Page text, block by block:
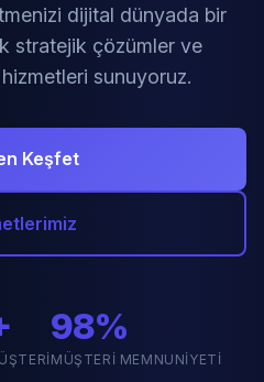
dijital dünyada bir
stratejik çözümler ve
sunuyoruz.
Keşfet
98%
MÜŞTERI MEMNUNIYETI